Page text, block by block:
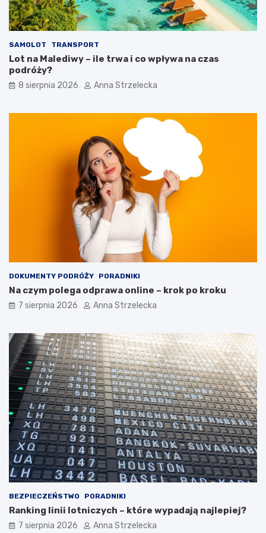
y
n
a
j
i
SAMOLOT TRANSPORT
Lot na Malediwy – ile trwa i co wpływa na czas
podróży?
8 sierpnia 2026 Anna Strzelecka
DOKUMENTY PODRÓŻY PORADNIKI
Na czym polega odprawa online – krok po kroku
7 sierpnia 2026 Anna Strzelecka
BEZPIECZEŃSTWO PORADNIKI
Ranking linii lotniczych – które wypadają najlepiej?
7 sierpnia 2026 Anna Strzelecka